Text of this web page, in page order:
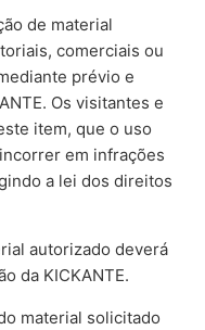
de material
comerciais ou
prévio e
Os visitantes e
item, que o uso
em infrações
a lei dos direitos
autorizado deverá
da KICKANTE.
material solicitado